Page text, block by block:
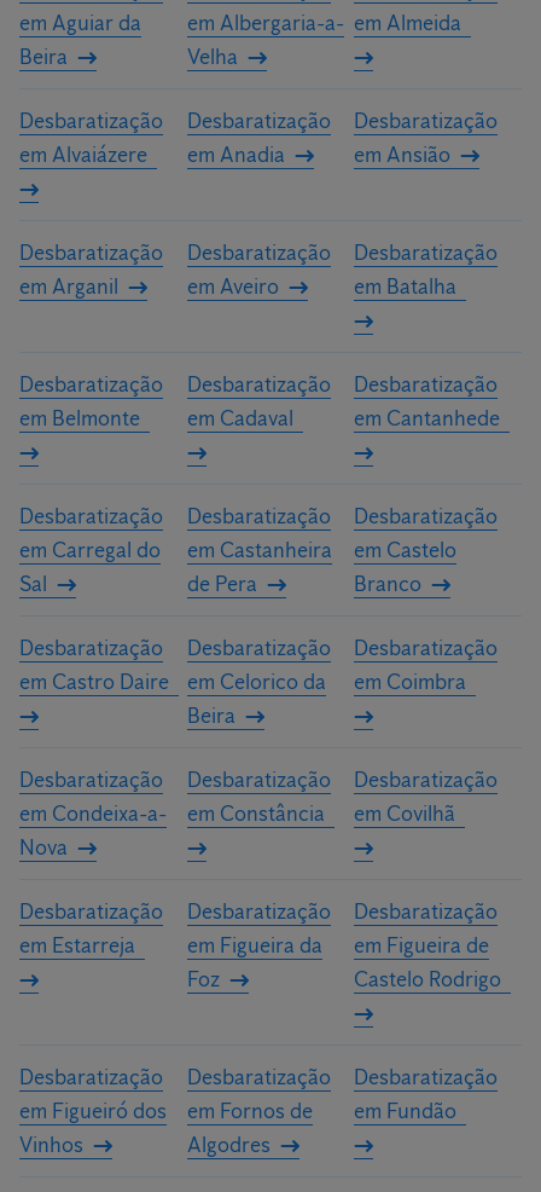
personalizado para a sua casa ou a sua empresa.
em Aguiar da
Beira
em Albergaria-a-
Velha
em Almeida
Desbaratização
em Alvaiázere
Desbaratização
em Anadia
Desbaratização
em Ansião
Desbaratização
em Arganil
Desbaratização
em Aveiro
Desbaratização
em Batalha
Desbaratização
em Belmonte
Desbaratização
em Cadaval
Desbaratização
em Cantanhede
Desbaratização
em Carregal do
Sal
Desbaratização
em Castanheira
de Pera
Desbaratização
em Castelo
Branco
Desbaratização
em Castro Daire
Desbaratização
em Celorico da
Beira
Desbaratização
em Coimbra
Desbaratização
em Condeixa-a-
Nova
Desbaratização
em Constância
Desbaratização
em Covilhã
Desbaratização
em Estarreja
Desbaratização
em Figueira da
Foz
Desbaratização
em Figueira de
Castelo Rodrigo
Desbaratização
em Figueiró dos
Vinhos
Desbaratização
em Fornos de
Algodres
Desbaratização
em Fundão